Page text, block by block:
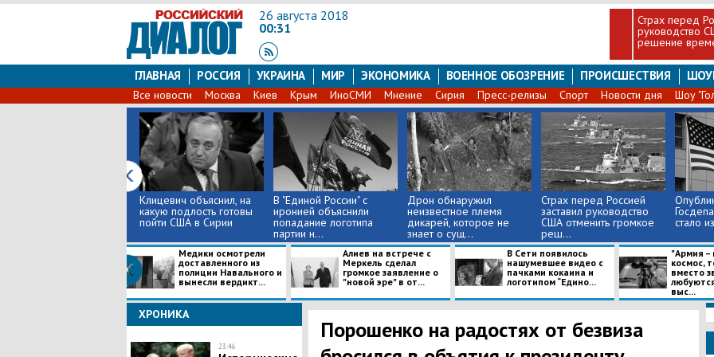
26 августа 2018
00:31
Страх перед
руководство
решение
ГЛАВНАЯ РОССИЯ УКРАИНА МИР ЭКОНОМИКА ВОЕННОЕ ОБОЗРЕНИЕ ПРОИСШЕСТВИЯ
Все новости Москва Киев Крым ИноСМИ Мнение Сирия Пресс-релизы Спорт Новости дня Шоу
Клицевич объяснил, на
какую подлость готовы
пойти США в Сирии
В "Единой России" с
иронией объяснили
попадание логотипа
партии н...
​Дрон обнаружил
неизвестное племя
дикарей, которое не
знает о сущ...
Страх перед Россией
заставил руководство
США отменить громкое
реш...
стало
Медики осмотрели
доставленного из
полиции Навального и
вынесли вердикт...
Алиев на встрече с
Меркель сделал
громкое заявление о
"новой эре" в от...
В Сети появилось
нашумевшее видео с
пачками кокаина и
логотипом “Едино...
"Армия –
космос,
вместо
выс...
ХРОНИКА
23:46
Порошенко на радостях от безвиза